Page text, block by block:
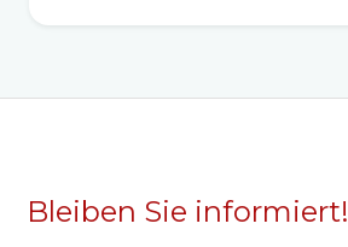
Bleiben Sie informiert!